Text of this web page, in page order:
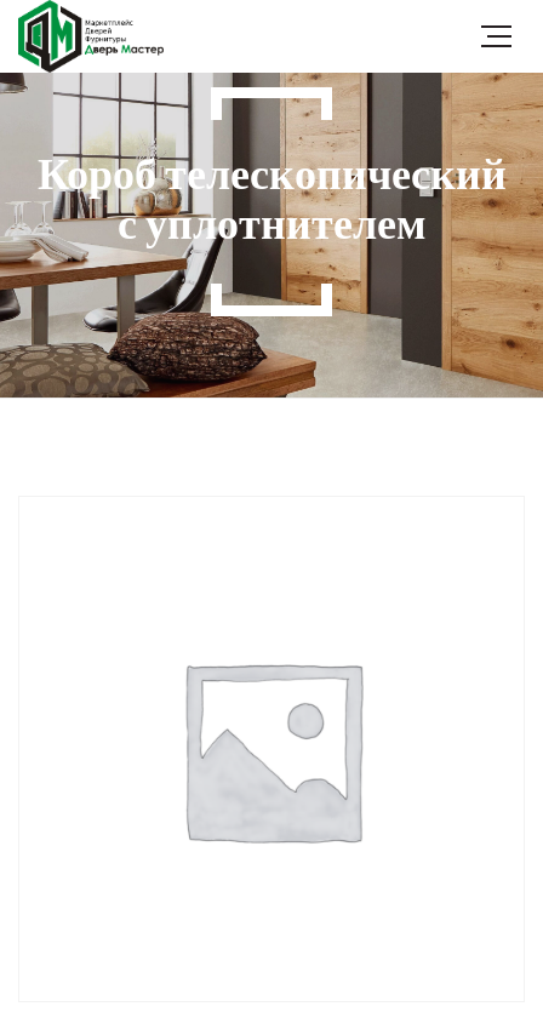
Короб телескопический
с уплотнителем